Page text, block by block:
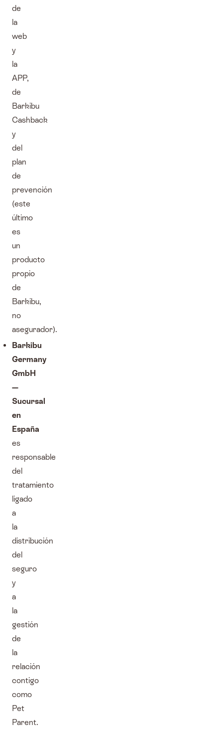
de
la
web
y
la
APP,
de
Barkibu
Cashback
y
del
plan
de
prevención
(este
último
es
un
producto
propio
de
Barkibu,
no
asegurador).
Barkibu
Germany
GmbH
—
Sucursal
en
España
es
responsable
del
tratamiento
ligado
a
la
distribución
del
seguro
y
a
la
gestión
de
la
relación
contigo
como
Pet
Parent.